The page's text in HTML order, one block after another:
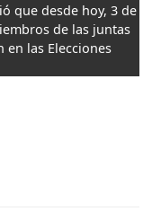
que desde hoy, 3 de
de las juntas
las Elecciones